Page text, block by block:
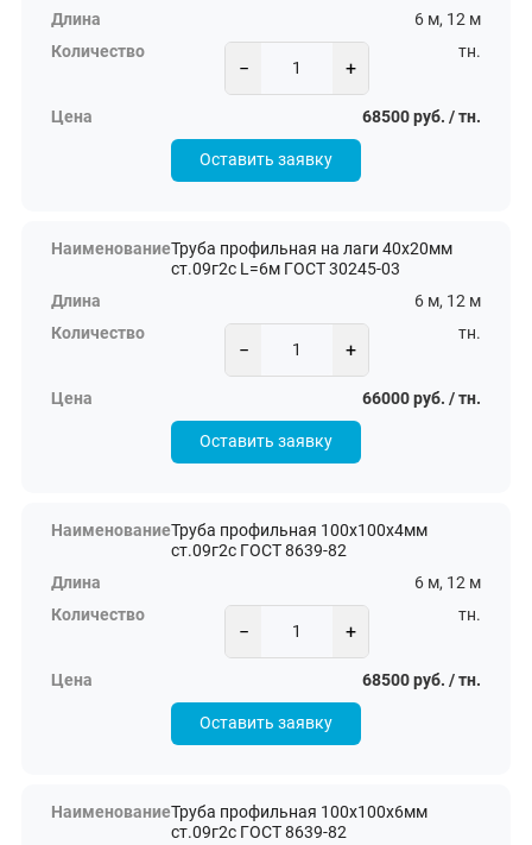
6 м, 12 м
− +
тн.
68500 руб. / тн.
Оставить заявку
Труба профильная на лаги 40х20мм
ст.09г2с L=6м ГОСТ 30245-03
6 м, 12 м
− +
тн.
66000 руб. / тн.
Оставить заявку
Труба профильная 100х100х4мм
ст.09г2с ГОСТ 8639-82
6 м, 12 м
− +
тн.
68500 руб. / тн.
Оставить заявку
Труба профильная 100х100х6мм
ст.09г2с ГОСТ 8639-82